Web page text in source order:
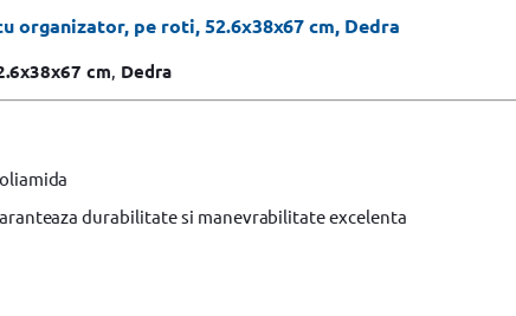
organizator, pe roti, 52.6x38x67 cm, Dedra
cm, Dedra
durabilitate si manevrabilitate excelenta